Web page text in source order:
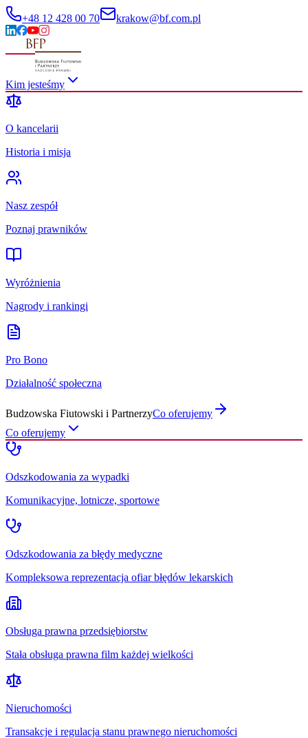
+48 12 428 00 70 krakow@bf.com.pl
Kim jesteśmy
O kancelarii
Historia i misja
Nasz zespół
Poznaj prawników
Wyróżnienia
Nagrody i rankingi
Pro Bono
Działalność społeczna
Budzowska Fiutowski i PartnerzyCo oferujemy
Co oferujemy
Odszkodowania za wypadki
Komunikacyjne, lotnicze, sportowe
Odszkodowania za błędy medyczne
Kompleksowa reprezentacja ofiar błędów lekarskich
Obsługa prawna przedsiębiorstw
Stała obsługa prawna film każdej wielkości
Nieruchomości
Transakcje i regulacja stanu prawnego nieruchomości